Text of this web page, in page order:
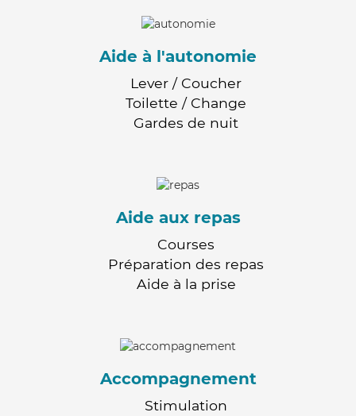
Aide à l'autonomie
Lever / Coucher
Toilette / Change
Gardes de nuit
Aide aux repas
Courses
Préparation des repas
Aide à la prise
Accompagnement
Stimulation